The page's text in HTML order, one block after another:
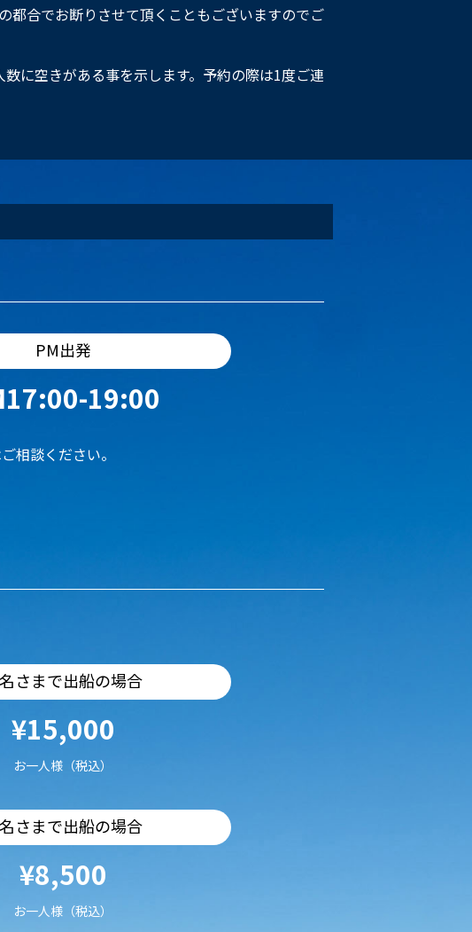
都合でお断りさせて頂くこともございますのでご
に空きがある事を示します。予約の際は1度ご連
PM出発
19:00
相談ください。
さまで出船の場合
¥15,000
お一人様（税込）
さまで出船の場合
¥8,500
お一人様（税込）